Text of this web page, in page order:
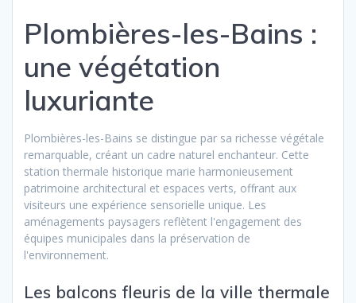
Plombières-les-Bains :
une végétation
luxuriante
Plombières-les-Bains se distingue par sa richesse végétale
remarquable, créant un cadre naturel enchanteur. Cette
station thermale historique marie harmonieusement
patrimoine architectural et espaces verts, offrant aux
visiteurs une expérience sensorielle unique. Les
aménagements paysagers reflètent l'engagement des
équipes municipales dans la préservation de
l'environnement.
Les balcons fleuris de la ville thermale